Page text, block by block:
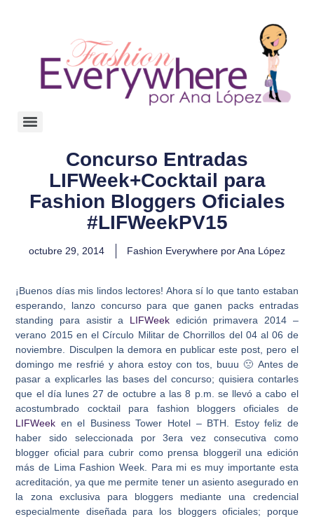
Concurso Entradas
LIFWeek+Cocktail para
Fashion Bloggers Oficiales
#LIFWeekPV15
octubre 29, 2014 Fashion Everywhere por Ana López
¡Buenos días mis lindos lectores! Ahora sí lo que tanto estaban
esperando, lanzo concurso para que ganen packs entradas
standing para asistir a LIFWeek edición primavera 2014 –
verano 2015 en el Círculo Militar de Chorrillos del 04 al 06 de
noviembre. Disculpen la demora en publicar este post, pero el
domingo me resfrié y ahora estoy con tos, buuu 🙁 Antes de
pasar a explicarles las bases del concurso; quisiera contarles
que el día lunes 27 de octubre a las 8 p.m. se llevó a cabo el
acostumbrado cocktail para fashion bloggers oficiales de
LIFWeek en el Business Tower Hotel – BTH. Estoy feliz de
haber sido seleccionada por 3era vez consecutiva como
blogger oficial para cubrir como prensa bloggeril una edición
más de Lima Fashion Week. Para mi es muy importante esta
acreditación, ya que me permite tener un asiento asegurado en
la zona exclusiva para bloggers mediante una credencial
especialmente diseñada para los bloggers oficiales; porque